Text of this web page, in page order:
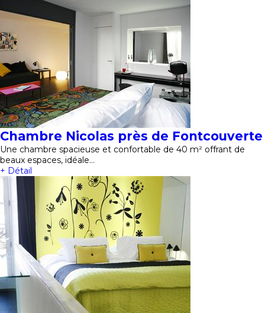
Chambre Nicolas près de Fontcouverte
Une chambre spacieuse et confortable de 40 m² offrant de
beaux espaces, idéale…
+ Détail